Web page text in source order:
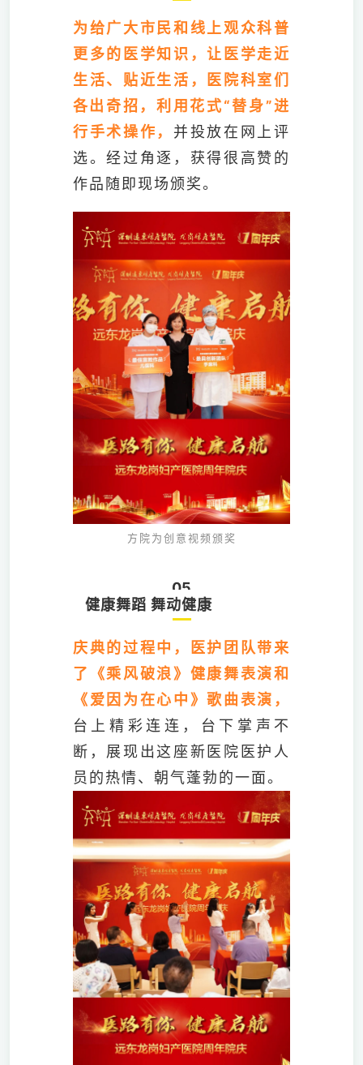
为给广大市民和线上观众科普
更多的医学知识，让医学走近
生活、贴近生活，医院科室们
各出奇招，利用花式“替身”进
行手术操作， 并投放在网上评
选。经过角逐，获得很高赞的
作品随即现场颁奖。
方院为创意视频颁奖
05
健康舞蹈 舞动健康
庆典的过程中，医护团队带来
了《乘风破浪》健康舞表演和
《爱因为在心中》歌曲表演，
台上精彩连连，台下掌声不
断，展现出这座新医院医护人
员的热情、朝气蓬勃的一面。